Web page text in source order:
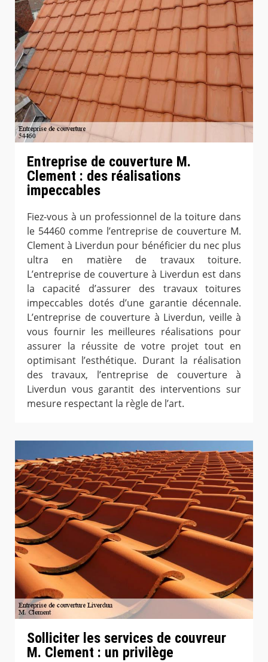
Entreprise de couverture M.
Clement : des réalisations
impeccables
Fiez-vous à un professionnel de la toiture dans
le 54460 comme l’entreprise de couverture M.
Clement à Liverdun pour bénéficier du nec plus
ultra en matière de travaux toiture.
L’entreprise de couverture à Liverdun est dans
la capacité d’assurer des travaux toitures
impeccables dotés d’une garantie décennale.
L’entreprise de couverture à Liverdun, veille à
vous fournir les meilleures réalisations pour
assurer la réussite de votre projet tout en
optimisant l’esthétique. Durant la réalisation
des travaux, l’entreprise de couverture à
Liverdun vous garantit des interventions sur
mesure respectant la règle de l’art.
Solliciter les services de couvreur
M. Clement : un privilège